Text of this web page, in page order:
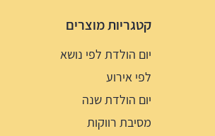
קטגריות מוצרים
יום הולדת לפי נושא
לפי אירוע
יום הולדת שנה
מסיבת רווקות